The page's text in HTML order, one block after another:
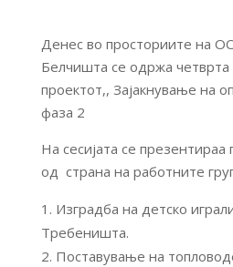
Денес во просториите на
Белчишта се одржа четврта
проектот,, Зајакнување на
фаза 2
На сесијата се
од страна на работните
Изградба на детско
Требеништа.
Поставување на